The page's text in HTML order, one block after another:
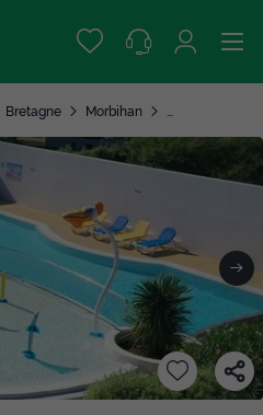
Bretagne Morbihan